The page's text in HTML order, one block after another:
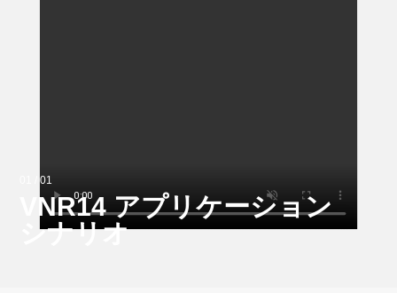
01 / 01
VNR14 アプリケーション
シナリオ